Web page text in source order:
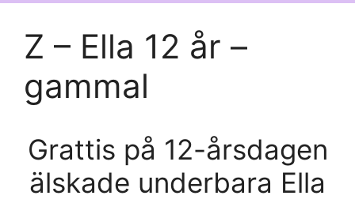
Z – Ella 12 år –
gammal
Grattis på 12-årsdagen
älskade underbara Ella